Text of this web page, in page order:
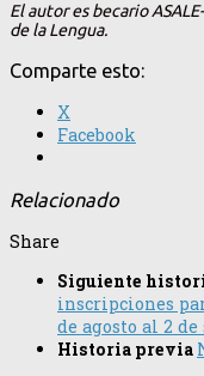
El autor es becario
de la Lengua.
Comparte esto:
X
Facebook
Relacionado
Share
Siguiente
inscripciones
de agosto al 2
Historia previa